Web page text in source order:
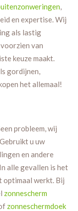
,
en expertise. Wij
als lastig
van
keuze maakt.
gordijnen,
het allemaal!
probleem, wij
u uw
en andere
alle gevallen is het
optimaal werkt. Bij
zonnescherm
zonneschermdoek